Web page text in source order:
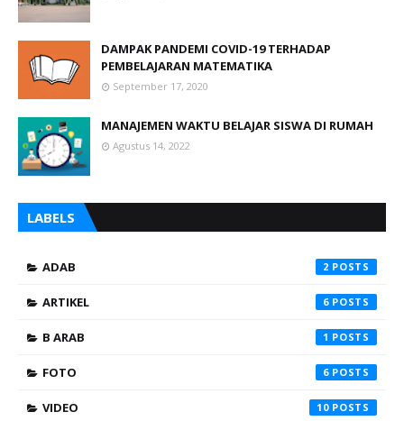
DAMPAK PANDEMI COVID-19 TERHADAP
PEMBELAJARAN MATEMATIKA
September 17, 2020
MANAJEMEN WAKTU BELAJAR SISWA DI RUMAH
Agustus 14, 2022
LABELS
ADAB 2
ARTIKEL 6
B ARAB 1
FOTO 6
VIDEO 10